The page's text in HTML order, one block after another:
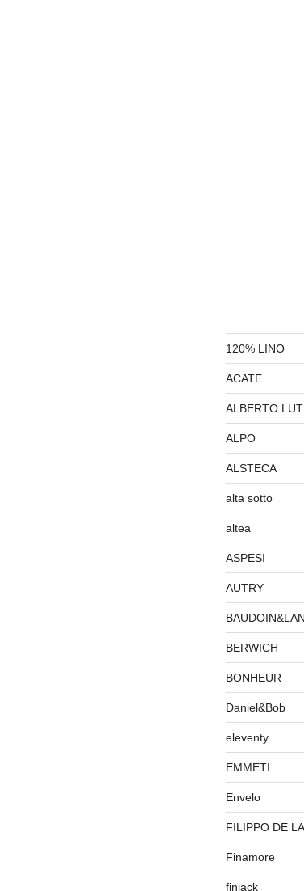
120% LINO
ACATE
ALBERTO
ALPO
ALSTECA
alta sotto
altea
ASPESI
AUTRY
BERWICH
BONHEUR
Daniel&Bob
eleventy
EMMETI
Envelo
FILIPPO DE
Finamore
finjack